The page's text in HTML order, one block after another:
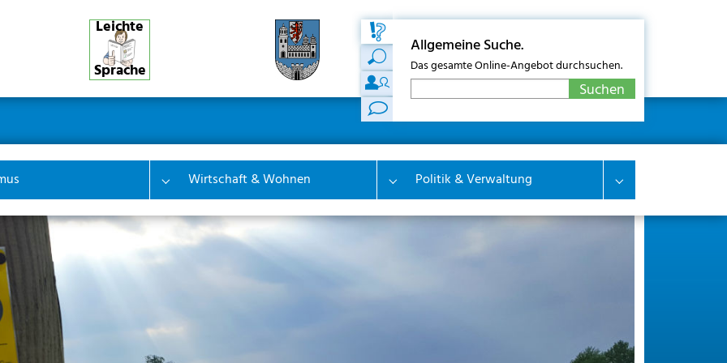
Leichte
Sprache
Allgemeine Suche.
Das gesamte Online-Angebot durchsuchen.
"Bürgerinfo & Service" Submenu for "Tourismus"
Wirtschaft & Wohnen Submenu for "Wirtschaft & Wohnen"
Politik & Verwaltung Submenu for